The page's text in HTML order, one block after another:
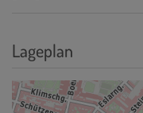
Lageplan